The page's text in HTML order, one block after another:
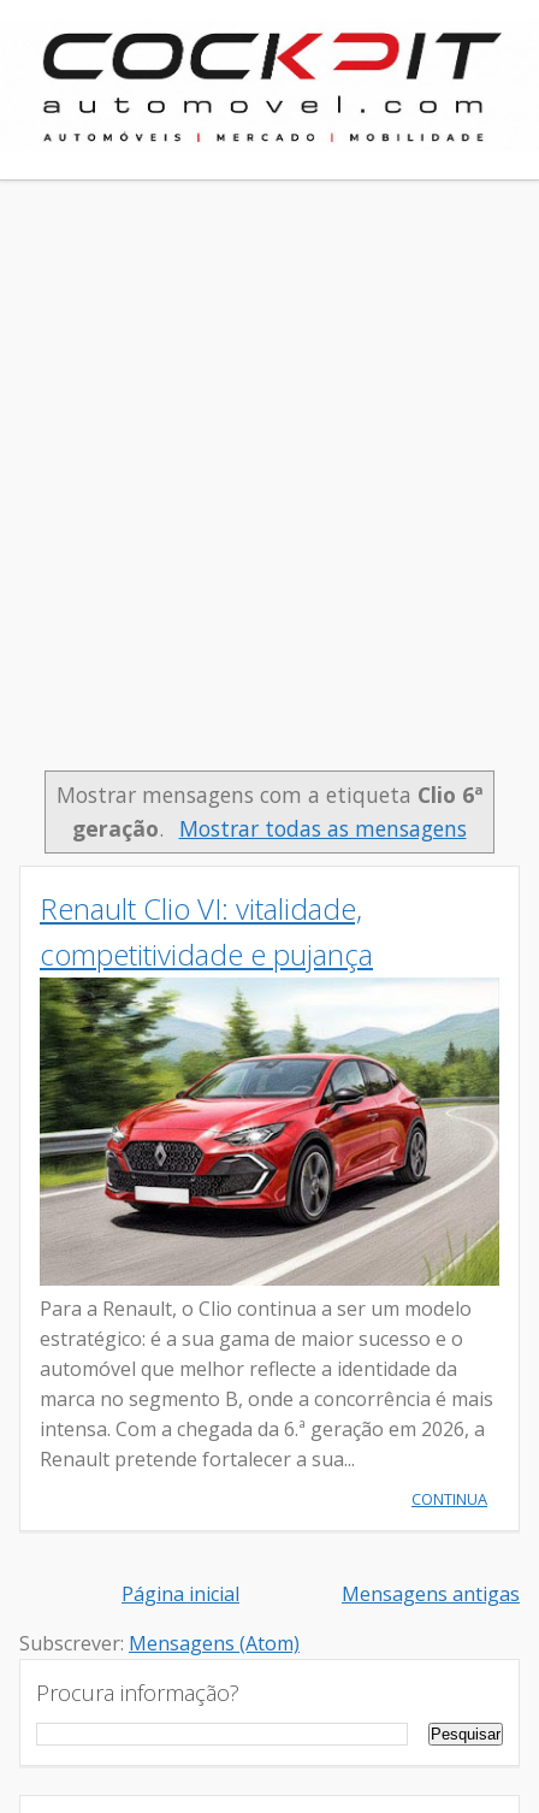
Mostrar mensagens com a etiqueta Clio 6ª
geração. Mostrar todas as mensagens
Renault Clio VI: vitalidade,
competitividade e pujança
Para a Renault, o Clio continua a ser um modelo
estratégico: é a sua gama de maior sucesso e o
automóvel que melhor reflecte a identidade da
marca no segmento B, onde a concorrência é mais
intensa. Com a chegada da 6.ª geração em 2026, a
Renault pretende fortalecer a sua...
CONTINUA
Mensagens antigas
Página inicial
Subscrever: Mensagens (Atom)
Procura informação?